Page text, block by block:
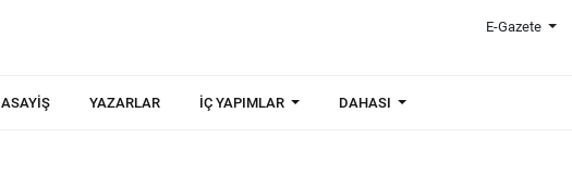
E-Gazete
ASAYIŞ YAZARLAR İÇ YAPIMLAR DAHASI